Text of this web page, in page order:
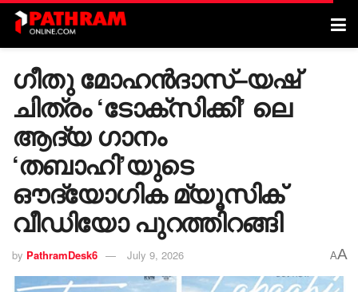
ഗീതു മോഹൻദാസ്–യഷ്
ചിത്രം ‘ടോക്സിക്കി’ ലെ
ആദ്യ ഗാനം
‘തബാഹി’യുടെ
ഔദ്യോഗിക മ്യൂസിക്
വീഡിയോ പുറത്തിറങ്ങി
by PathramDesk6 July 9, 2026 AA